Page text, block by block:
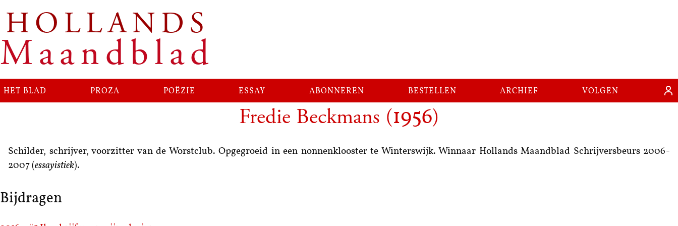
HOLLANDS
Maandblad
het blad proza poëzie essay abonneren bestellen archief volgen
Fredie Beckmans (1956)
Schilder, schrijver, voorzitter van de Worstclub. Opgegroeid in een nonnenklooster te Winterswijk. Winnaar Hollands Maandblad Schrijversbeurs 2006-
2007 (essayistiek).
Bijdragen